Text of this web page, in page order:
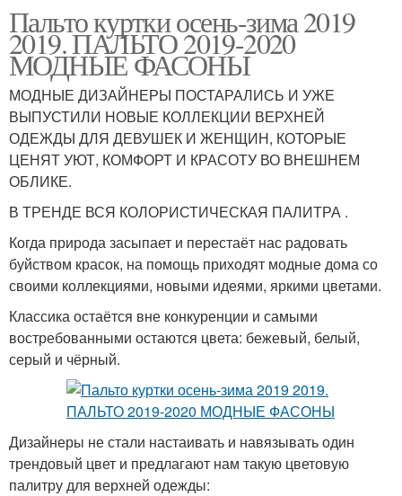
Пальто куртки осень-зима 2019
2019. ПАЛЬТО 2019-2020
МОДНЫЕ ФАСОНЫ
МОДНЫЕ ДИЗАЙНЕРЫ ПОСТАРАЛИСЬ И УЖЕ
ВЫПУСТИЛИ НОВЫЕ КОЛЛЕКЦИИ ВЕРХНЕЙ
ОДЕЖДЫ ДЛЯ ДЕВУШЕК И ЖЕНЩИН, КОТОРЫЕ
ЦЕНЯТ УЮТ, КОМФОРТ И КРАСОТУ ВО ВНЕШНЕМ
ОБЛИКЕ.
В ТРЕНДЕ ВСЯ КОЛОРИСТИЧЕСКАЯ ПАЛИТРА .
Когда природа засыпает и перестаёт нас радовать
буйством красок, на помощь приходят модные дома со
своими коллекциями, новыми идеями, яркими цветами.
Классика остаётся вне конкуренции и самыми
востребованными остаются цвета: бежевый, белый,
серый и чёрный.
Дизайнеры не стали настаивать и навязывать один
трендовый цвет и предлагают нам такую цветовую
палитру для верхней одежды: